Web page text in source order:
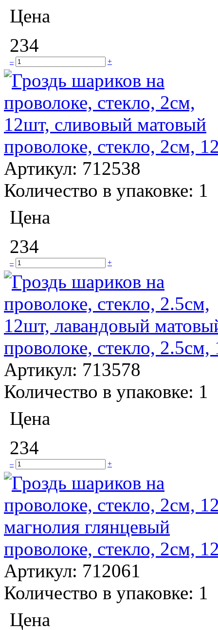
Цена
234
– +
проволоке, стекло, 2см,
Артикул: 712538
Количество в упаковке: 1
Цена
234
– +
проволоке, стекло,
Артикул: 713578
Количество в упаковке: 1
Цена
234
– +
проволоке, стекло, 2см,
Артикул: 712061
Количество в упаковке: 1
Цена